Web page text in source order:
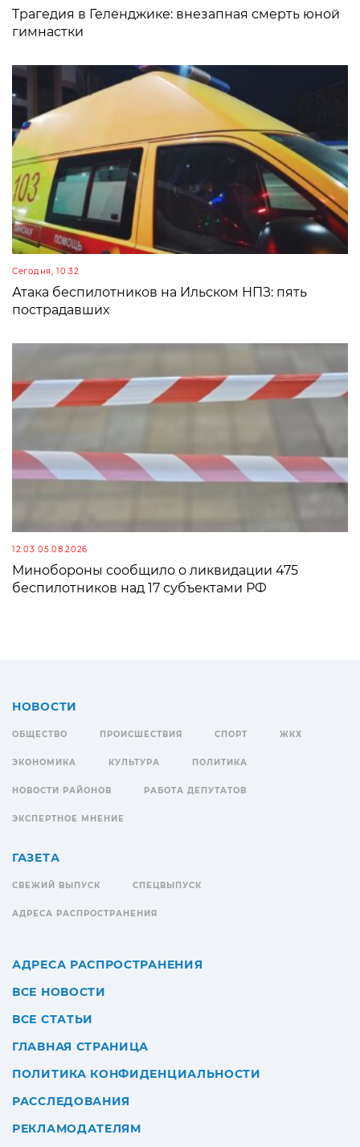
Трагедия в Геленджике: внезапная смерть юной
гимнастки
Сегодня, 10:32
Атака беспилотников на Ильском НПЗ: пять
пострадавших
12:03 05.08.2026
Минобороны сообщило о ликвидации 475
беспилотников над 17 субъектами РФ
НОВОСТИ
ОБЩЕСТВО ПРОИСШЕСТВИЯ СПОРТ ЖКХ
ЭКОНОМИКА КУЛЬТУРА ПОЛИТИКА
НОВОСТИ РАЙОНОВ РАБОТА ДЕПУТАТОВ
ЭКСПЕРТНОЕ МНЕНИЕ
ГАЗЕТА
СВЕЖИЙ ВЫПУСК СПЕЦВЫПУСК
АДРЕСА РАСПРОСТРАНЕНИЯ
АДРЕСА РАСПРОСТРАНЕНИЯ
ВСЕ НОВОСТИ
ВСЕ СТАТЬИ
ГЛАВНАЯ СТРАНИЦА
ПОЛИТИКА КОНФИДЕНЦИАЛЬНОСТИ
РАССЛЕДОВАНИЯ
РЕКЛАМОДАТЕЛЯМ